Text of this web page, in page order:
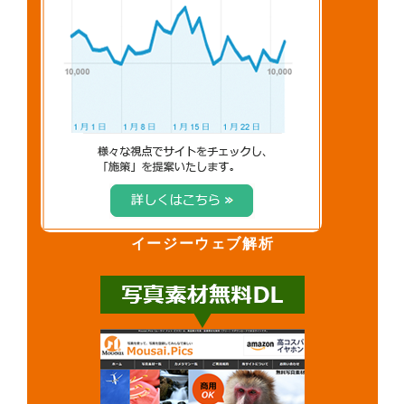
イージーウェブ解析